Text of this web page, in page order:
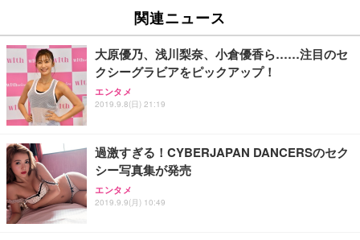
ュチェア 人間工学 疲れない ブラック
￥27,999
Sezlife オフィスチェア デスクチェア 疲れない テレ
ワーク チェア 強化バックレスト 30度ロッキング機
能 人間工学 椅子 腰サポート 90度跳ね上げ式アーム
務用 おしゃれ パソコンチェア (ブラック)
Sezlife オフィスチェア デスクチェア 疲れない テレ
ワーク チェア 強化バックレスト 30度ロッキング機
能 人間工学 椅子 腰サポート 90度跳ね上げ式アーム
￥109,572
【純正品】27"ゲーミングモニター DualSense 充電
フック付き（CFI-ZDM1J）
【整備済み品】Dell E2724HS 27インチ 液晶モニタ
ー フルHD（1920×1080）VA 非光沢 HDMI/DisplayP
ort/VGA スピーカー内蔵 高さ調整 スイベル VESA対
x2袋(84枚) ホワイト(吸収面:ライトブルー)
￥3,234
ネオ・ルーライフ ネオ・オムツ L 中型犬用 26枚入
り 単品
Smart Basic(スマートベーシック) 【Amazon.co.jp
限定】 Smart Basic アイリスオーヤマ ペットシーツ
超厚型 お徳用 ワイド 100枚入 (x 1) (ケース販売)
関連ニュース
大原優乃、浅川梨奈、小倉優香ら……注目のセ
クシーグラビアをピックアップ！
エンタメ
2019.9.8(日) 21:19
過激すぎる！CYBERJAPAN DANCERSのセク
シー写真集が発売
エンタメ
2019.9.9(月) 10:49